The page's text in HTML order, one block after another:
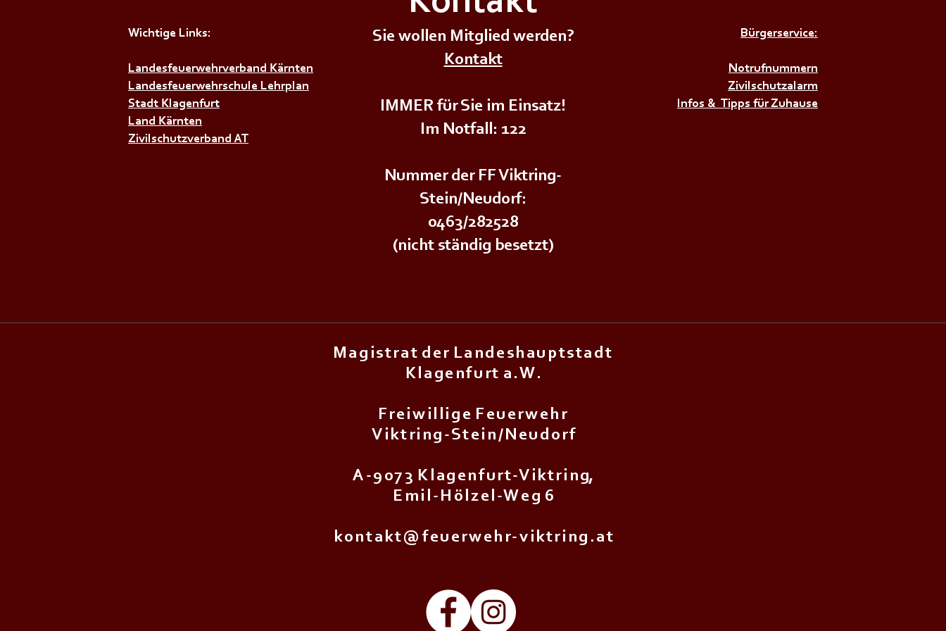
𝗙𝗲𝘂𝗲𝗿𝘄𝗲𝗵𝗿𝗯𝗮𝗹𝗹 +++
+++𝗣𝗿𝗲𝗶𝘀𝘀𝗰𝗵𝗻𝗮𝗽𝘀𝘁𝘂𝗿𝗻𝗶𝗲𝗿+++
𝗡𝗲𝘂𝗱𝗼𝗿𝗳𝗲𝗿𝘄𝗮𝗹𝗱🌳🌲
Wichtige Links:
Landesfeuerwehrverband Kärnten
Landesfeuerwehrschule Lehrplan
Stadt Klagenfurt
Land Kärnten
Zivilschutzverband AT
Sie wollen Mitglied werden?
Kontakt
IMMER für Sie im Einsatz!
Im Notfall: 122
Nummer der FF Viktring-
Stein/Neudorf:
0463/282528
(nicht ständig besetzt)
Bürgerservice:
Notrufnummern
Zivilschutzalarm
Infos & Tipps für Zuhause
M a g i s t r a t d e r L a n d e s h a u p t s t a d t
K l a g e n f u r t a . W .
F r e i w i l l i g e F e u e r w e h r
V i k t r i n g - S t e i n / N e u d o r f
A - 9 0 7 3 K l a g e n f u r t - V i k t r i n g,
E m i l - H ö l z e l - W e g 6
k o n t a k t @ f e u e r w e h r - v i k t r i n g . a t